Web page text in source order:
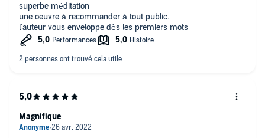
superbe méditation
une oeuvre à recommander à tout public.
l'auteur vous enveloppe dès les premiers mots
Magnifique